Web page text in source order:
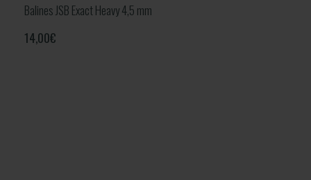
Balines JSB Exact Heavy 4,5 mm
14,00€